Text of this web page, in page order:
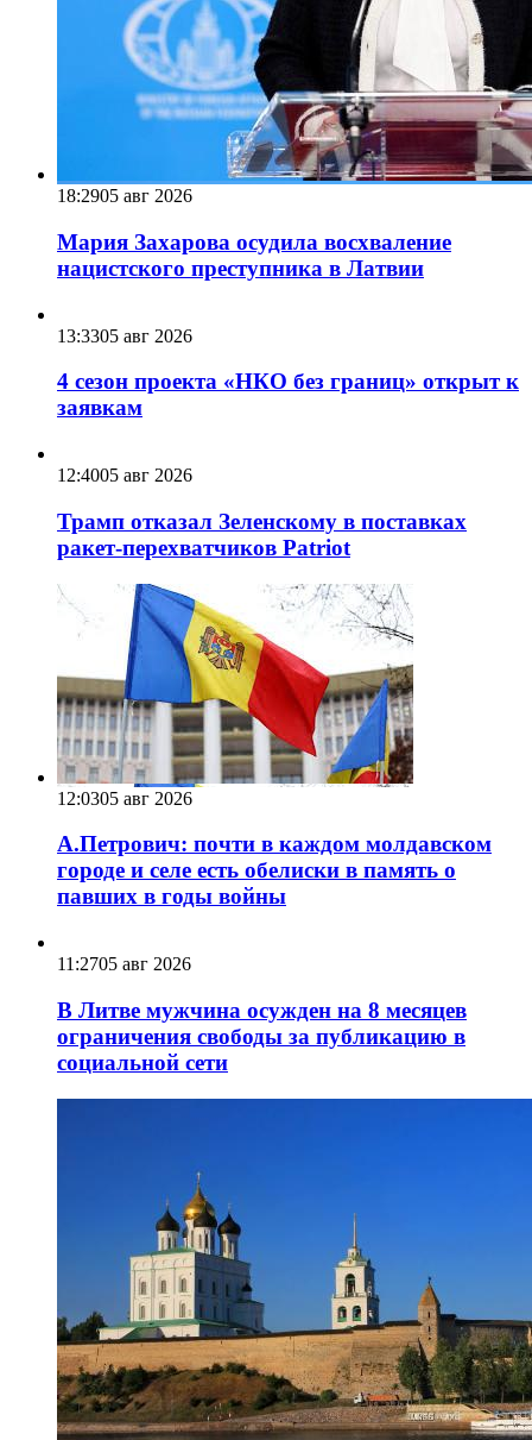
18:2905 авг 2026
Мария Захарова осудила восхваление
нацистского преступника в Латвии
13:3305 авг 2026
4 сезон проекта «НКО без границ» открыт к
заявкам
12:4005 авг 2026
Трамп отказал Зеленскому в поставках
ракет-перехватчиков Patriot
12:0305 авг 2026
А.Петрович: почти в каждом молдавском
городе и селе есть обелиски в память о
павших в годы войны
11:2705 авг 2026
В Литве мужчина осужден на 8 месяцев
ограничения свободы за публикацию в
социальной сети